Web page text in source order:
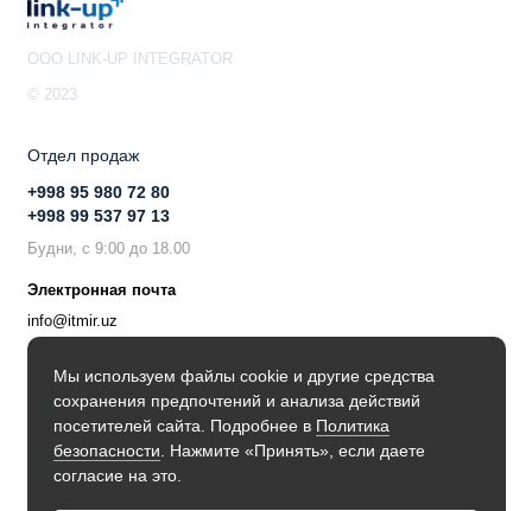
Мы используем файлы cookie и другие средства
сохранения предпочтений и анализа действий
посетителей сайта. Подробнее в Политика
безопасности . Нажмите «Принять», если даете
согласие на это.
OOO LINK-UP INTEGRATOR
© 2023
Отдел продаж
+998 95 980 72 80
+998 99 537 97 13
Будни, с 9:00 до 18.00
Электронная почта
info@itmir.uz
Поддержка в мессенджере
Будьте в курсе наших новостей!